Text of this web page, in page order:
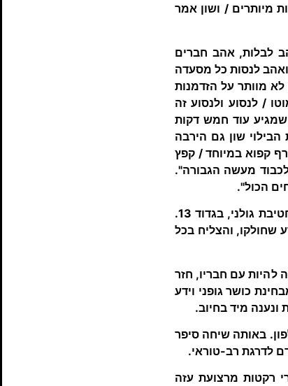
מיותרים / ושון אמר
לבלות, אהב חברים
לנסות כל מסעדה
מוותר על הזדמנות
/ לנסוע ולנסוע זה
שמגיע עוד חמש דקות
שון גם הירבה
קפוא במיוחד / קפץ
מעשה הגבורה".
הכול".
ביום 21.7.2013 התגייס שון לצה"ל. הוא הלך בדרכו של אחיו הגדול שחף ושירת כלוחם בחטיבת גולני, בגדוד 13.
שחולקו, והצליח בכל
אך כיוון שרצה להיות עם חבריו, חזר
כושר גופני וידע
ונענה מיד בחיוב.
באותה שיחה סיפר
לדרגת רב-טוראי.
ירי רקטות מרצועת עזה